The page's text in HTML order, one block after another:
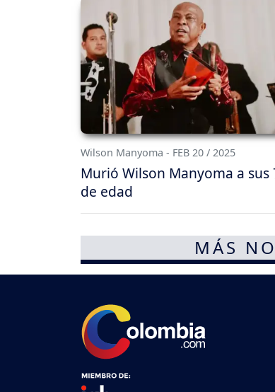
Wilson Manyoma - FEB 20 / 2025
Murió Wilson Manyoma a sus
de edad
MÁS